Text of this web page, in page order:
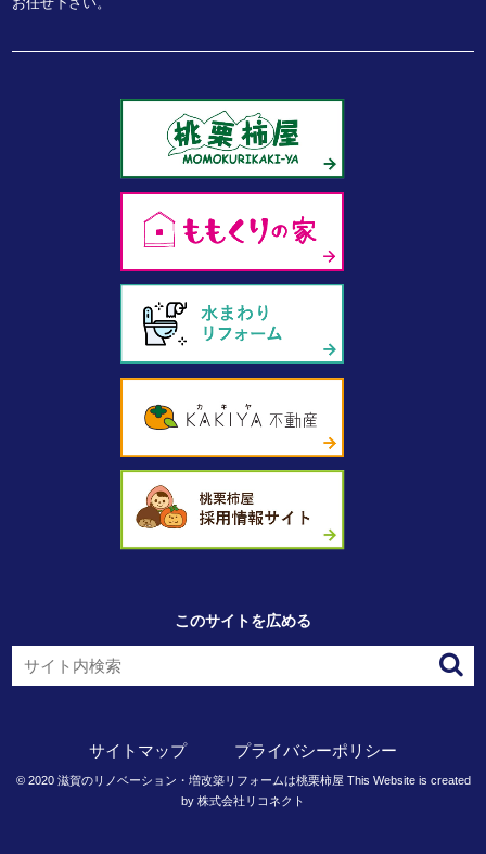
このサイトを広める
サイトマップ プライバシーポリシー
© 2020 滋賀のリノベーション・増改築リフォームは桃栗柿屋 This Website is created
by 株式会社リコネクト